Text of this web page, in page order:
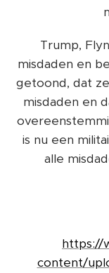
Trump,
misdaden en
getoond, dat
misdaden en
is nu een
alle
https://
content/